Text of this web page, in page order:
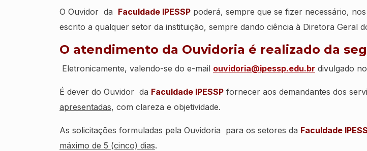
O Ouvidor da Faculdade IPESSP poderá, sempre que se fizer necessário,
escrito a qualquer setor da instituição, sempre dando ciência à Diretora Geral
O atendimento da Ouvidoria é realizado da
Eletronicamente, valendo-se do e-mail ouvidoria@ipessp.edu.br divulgado
É dever do Ouvidor da Faculdade IPESSP fornecer aos demandantes dos
apresentadas, com clareza e objetividade.
As solicitações formuladas pela Ouvidoria para os setores da Faculdade
máximo de 5 (cinco) dias.